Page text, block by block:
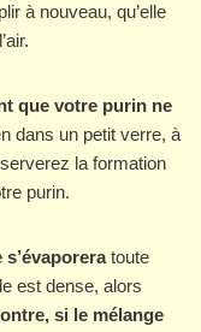
à nouveau, qu’elle
que votre purin ne
dans un petit verre, à
la formation
purin.
toute
est dense, alors
si le mélange